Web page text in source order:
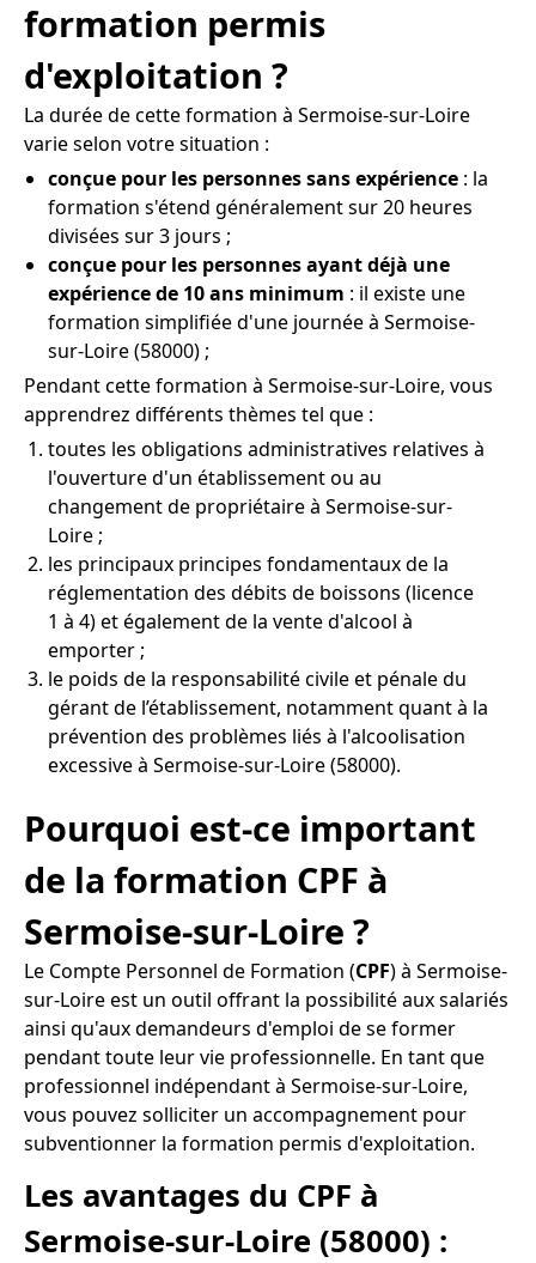
formation permis
d'exploitation ?
La durée de cette formation à Sermoise-sur-Loire
varie selon votre situation :
conçue pour les personnes sans expérience : la
formation s'étend généralement sur 20 heures
divisées sur 3 jours ;
conçue pour les personnes ayant déjà une
expérience de 10 ans minimum : il existe une
formation simplifiée d'une journée à Sermoise-
sur-Loire (58000) ;
Pendant cette formation à Sermoise-sur-Loire, vous
apprendrez différents thèmes tel que :
toutes les obligations administratives relatives à
l'ouverture d'un établissement ou au
changement de propriétaire à Sermoise-sur-
Loire ;
les principaux principes fondamentaux de la
réglementation des débits de boissons (licence
1 à 4) et également de la vente d'alcool à
emporter ;
le poids de la responsabilité civile et pénale du
gérant de l’établissement, notamment quant à la
prévention des problèmes liés à l'alcoolisation
excessive à Sermoise-sur-Loire (58000).
Pourquoi est-ce important
de la formation CPF à
Sermoise-sur-Loire ?
Le Compte Personnel de Formation (CPF) à Sermoise-
sur-Loire est un outil offrant la possibilité aux salariés
ainsi qu'aux demandeurs d'emploi de se former
pendant toute leur vie professionnelle. En tant que
professionnel indépendant à Sermoise-sur-Loire,
vous pouvez solliciter un accompagnement pour
subventionner la formation permis d'exploitation.
Les avantages du CPF à
Sermoise-sur-Loire (58000) :